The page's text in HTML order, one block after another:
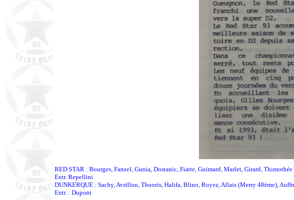
RED STAR : Bourges, Fanzel, Gunia, Dostanic, Fiatte, Guimard, Marlet, Girard,
Entr. Repellini
DUNKERQUE : Sachy, Avrillon, Thooris, Halifa, Blino, Royez, Allais (Merry 48ème),
Entr. : Dupont